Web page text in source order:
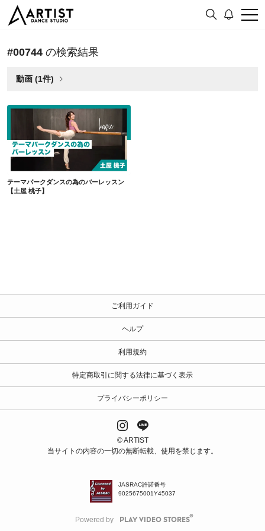
#00744 の検索結果
動画 (1件)
テーマパークダンスの為のバーレッスン
【土屋 桃子】
ご利用ガイド
ヘルプ
利用規約
特定商取引に関する法律に基づく表示
プライバシーポリシー
© ARTIST
当サイトの内容の一切の無断転載、使用を禁じます。
JASRAC許諾番号
9025675001Y45037
Powered by PLAY VIDEO STORES